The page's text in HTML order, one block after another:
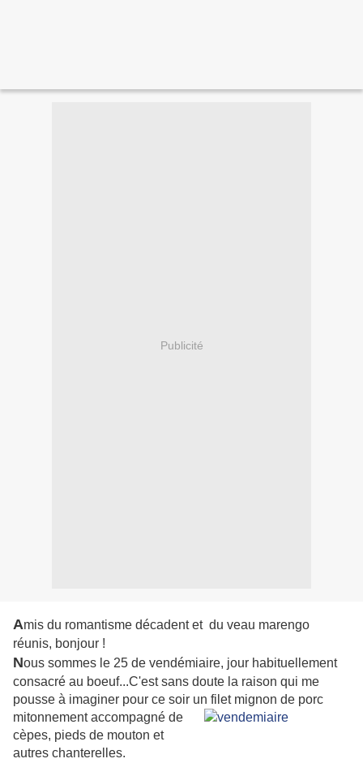
Publicité
Amis du romantisme décadent et du veau marengo
réunis, bonjour !
Nous sommes le 25 de vendémiaire, jour habituellement
consacré au boeuf...C'est sans doute la raison qui me
pousse à imaginer pour ce soir un filet mignon de porc
mitonnement accompagné de
cèpes, pieds de mouton et
autres chanterelles.